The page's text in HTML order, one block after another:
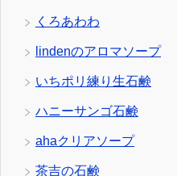
くろあわわ
lindenのアロマソープ
いちポリ練り生石鹸
ハニーサンゴ石鹸
ahaクリアソープ
茶吉の石鹸